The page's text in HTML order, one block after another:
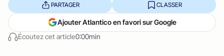
Écoutez cet article0:00min
PARTAGER CLASSER
Ajouter Atlantico en favori sur Google